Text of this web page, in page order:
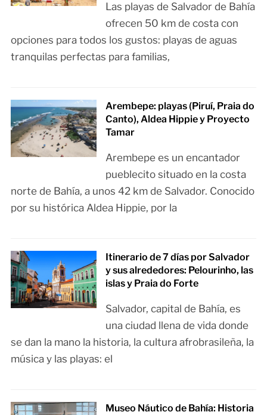
Las playas de Salvador de Bahía
ofrecen 50 km de costa con
opciones para todos los gustos: playas de aguas
tranquilas perfectas para familias,
Arembepe: playas (Piruí, Praia do
Canto), Aldea Hippie y Proyecto
Tamar
Arembepe es un encantador
pueblecito situado en la costa
norte de Bahía, a unos 42 km de Salvador. Conocido
por su histórica Aldea Hippie, por la
Itinerario de 7 días por Salvador
y sus alrededores: Pelourinho, las
islas y Praia do Forte
Salvador, capital de Bahía, es
una ciudad llena de vida donde
se dan la mano la historia, la cultura afrobrasileña, la
música y las playas: el
Museo Náutico de Bahía: Historia